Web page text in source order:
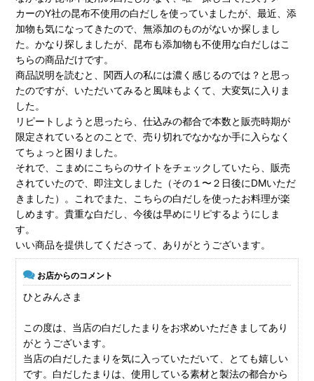
カーのY社の昆布不使用の白だしを使っていましたが、最近、添
加物も気になってきたので、無添加のものがないか探しまし
た。かなり探しましたが、昆布も添加物も不使用な白だしはこ
ちらの商品だけです。
商品説明を読むと、関西人の私には濃く感じるのでは？と思っ
たのですが、いただいてみると風味もよくて、大変気に入りま
した。
リピートしようと思ったら、仕込みの都合で本数と販売時期が
限定されているとのことで、売り切れでなかなか手に入らなく
てちょっと困りました。
それで、こまめにこちらのサイトをチェックしていたら、販売
されていたので、即注文しました（その１〜２日後にDMいただ
きました）。これでまた、こちらの白だしを使ったお料理が楽
しめます。貴重な白だし、今後は早めにリピするようにしま
す。
いい商品を提供してくださって、ありがとうございます。
お店からのコメント
ひとみんさま
この度は、当店の白だしたまりをお求めいただきましてあり
がとうございます。
当店の白だしたまりを気に入っていただいて、とても嬉しい
です。白だしたまりは、使用している素材と製法の都合から